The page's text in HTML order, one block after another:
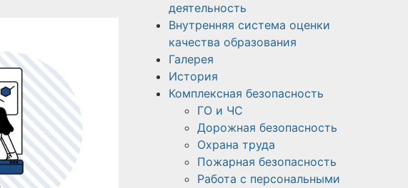
деятельность
Внутренняя система оценки
качества образования
Галерея
История
Комплексная безопасность
ГО и ЧС
Дорожная безопасность
Охрана труда
Пожарная безопасность
Работа с персональными